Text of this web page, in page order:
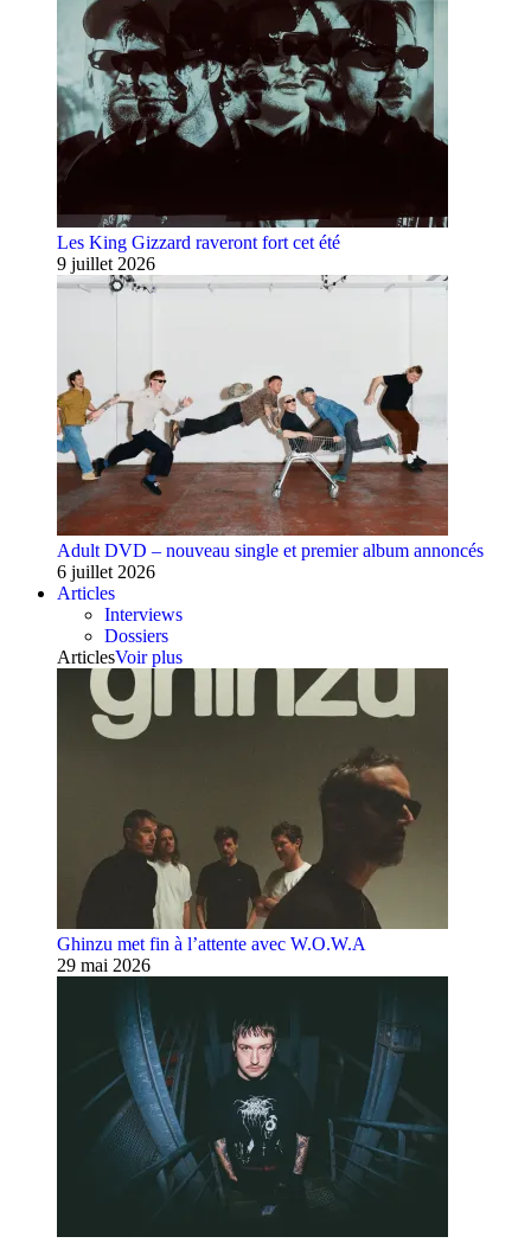
Les King Gizzard raveront fort cet été
9 juillet 2026
Adult DVD – nouveau single et premier album annoncés
6 juillet 2026
Articles
Interviews
Dossiers
ArticlesVoir plus
Ghinzu met fin à l’attente avec W.O.W.A
29 mai 2026